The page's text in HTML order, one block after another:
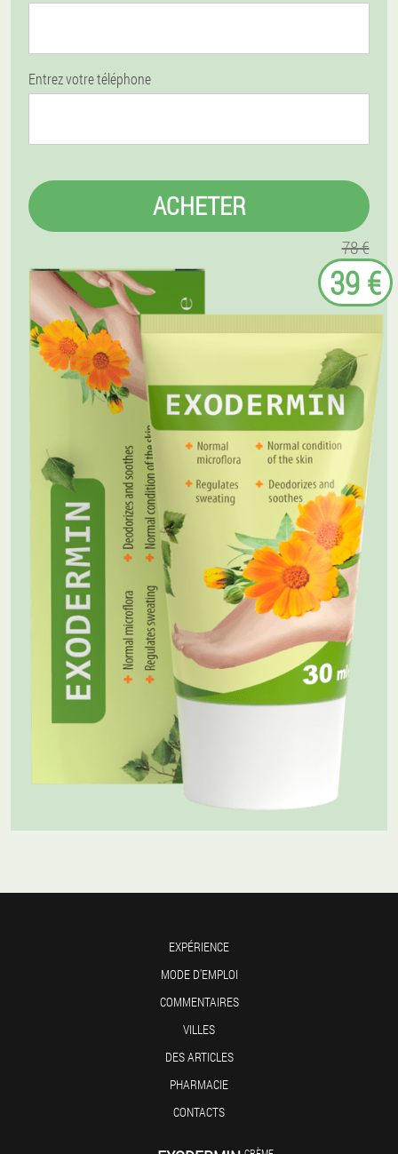
Entrez votre téléphone
ACHETER
78 €
39 €
EXPÉRIENCE
MODE D'EMPLOI
COMMENTAIRES
VILLES
DES ARTICLES
PHARMACIE
CONTACTS